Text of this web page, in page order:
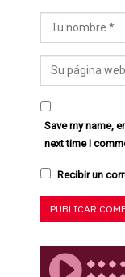
Save my name,
next time I
Recibir un